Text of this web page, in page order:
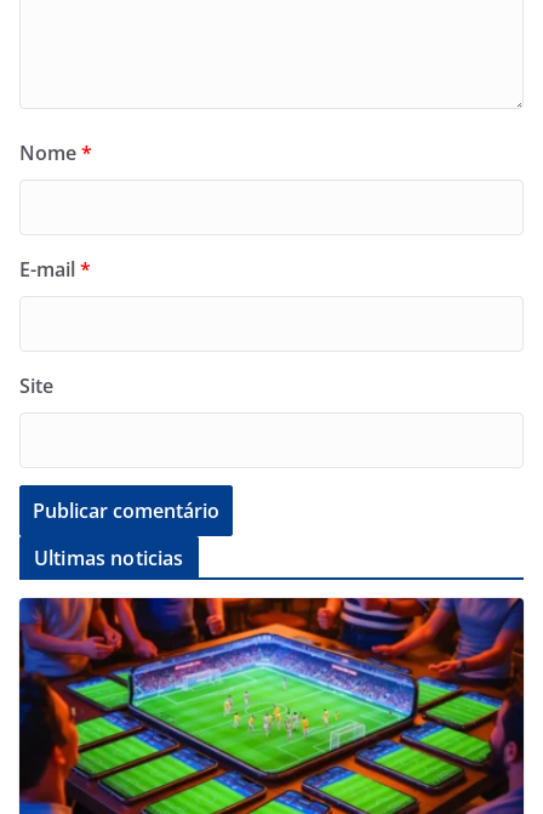
Nome*
E-mail*
Site
Ultimas noticias